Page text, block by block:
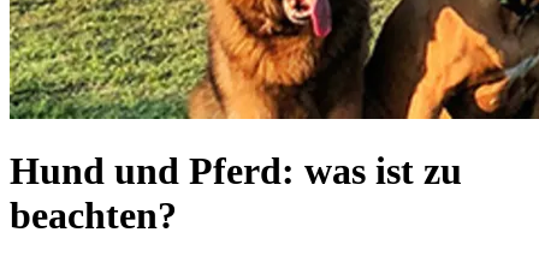
Hund und Pferd: was ist zu
beachten?